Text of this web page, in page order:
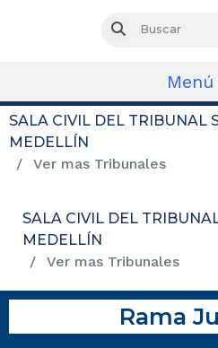
Buscar
Menú
SALA CIVIL DEL TRIBUNAL
MEDELLÍN
Ver mas Tribunales
SALA CIVIL DEL
MEDELLÍN
Ver mas Tribunales
Rama